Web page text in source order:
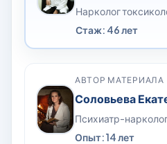
Нарколог
Стаж: 46 лет
АВТОР МАТЕРИАЛА
Соловьева
Психиатр-
Опыт: 14 лет